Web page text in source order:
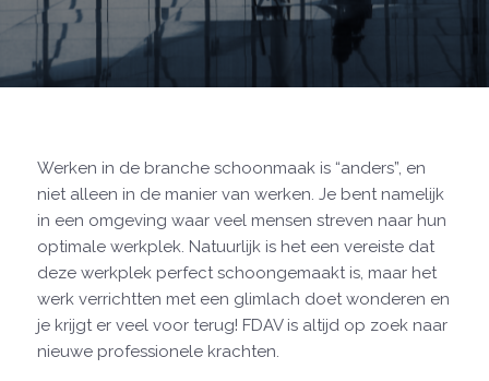
Werken in de branche schoonmaak is “anders”, en
niet alleen in de manier van werken. Je bent namelijk
in een omgeving waar veel mensen streven naar hun
optimale werkplek. Natuurlijk is het een vereiste dat
deze werkplek perfect schoongemaakt is, maar het
werk verrichtten met een glimlach doet wonderen en
je krijgt er veel voor terug! FDAV is altijd op zoek naar
nieuwe professionele krachten.